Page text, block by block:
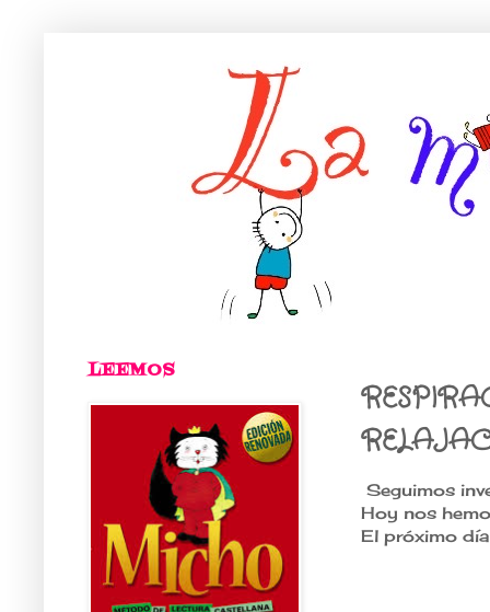
Seguimos
Hoy nos
El próximo
LEEMOS